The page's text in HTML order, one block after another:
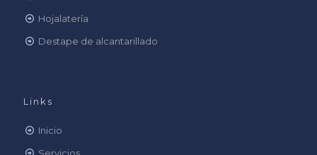
Hojalatería
Destape de alcantarillado
Links
Inicio
Servicios